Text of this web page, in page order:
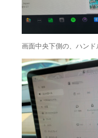
画面中央下側の、ハンド